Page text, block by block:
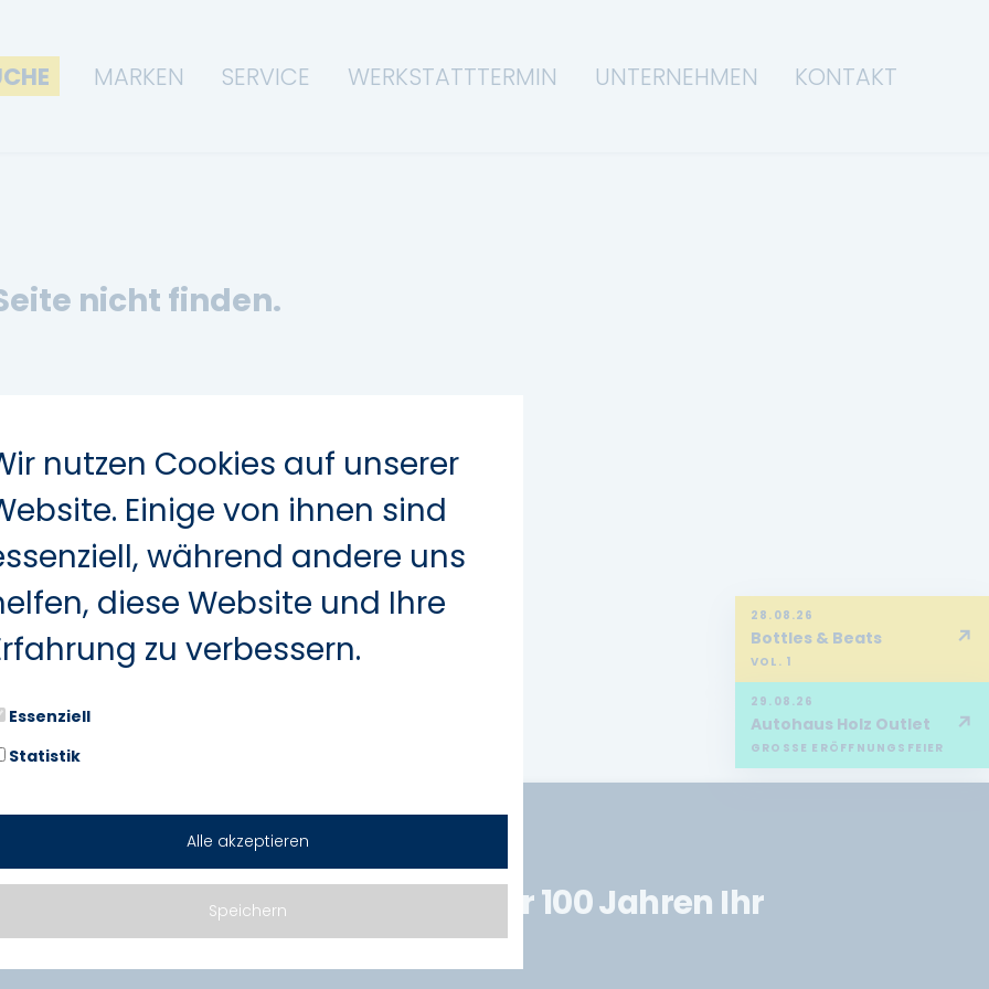
MARKEN SERVICE WERKSTATTTERMIN UNTERNEHMEN KONTAKT
nicht finden.
Zwei Standorte. Seit über 100 Jahren Ihr
28.08.26
Bottles & Beats
VOL. 1
↗
29.08.26
Autohaus Holz Outlet
GROSSE ERÖFFNUNGSFEIER
↗
nutzen Cookies auf unserer
Einige von ihnen sind
während andere uns
diese Website und Ihre
zu verbessern.
Essenziell
Statistik
Alle akzeptieren
Speichern